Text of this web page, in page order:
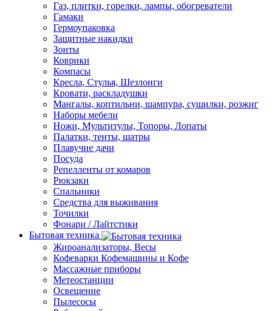
Газ, плитки, горелки, лампы, обогреватели
Гамаки
Гермоупаковка
Защитные накидки
Зонты
Коврики
Компасы
Кресла, Стулья, Шезлонги
Кровати, раскладушки
Мангалы, коптильни, шампура, сушилки, розжиг
Наборы мебели
Ножи, Мультитулы, Топоры, Лопаты
Палатки, тенты, шатры
Плавучие дачи
Посуда
Репелленты от комаров
Рюкзаки
Спальники
Средства для выживания
Точилки
Фонари / Лайтстики
Бытовая техника
Жироанализаторы, Весы
Кофеварки Кофемашины и Кофе
Массажные приборы
Метеостанции
Освещение
Пылесосы